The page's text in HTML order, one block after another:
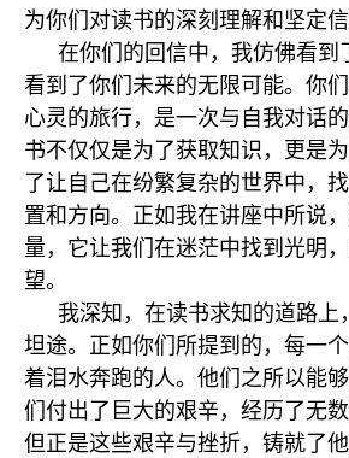
为你们对读书的深刻理解和坚定信
在你们的回信中，我仿佛看到
看到了你们未来的无限可能。你
心灵的旅行，是一次与自我对话
书不仅仅是为了获取知识，更是
了让自己在纷繁复杂的世界中，
置和方向。正如我在讲座中所说
量，它让我们在迷茫中找到光明
望。
我深知，在读书求知的道路上
坦途。正如你们所提到的，每一
着泪水奔跑的人。他们之所以能
们付出了巨大的艰辛，经历了无数
但正是这些艰辛与挫折，铸就了